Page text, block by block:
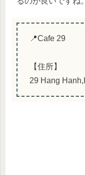
📍Cafe 29
【住所】
29 Hang